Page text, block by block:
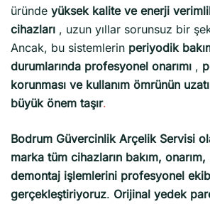
üründe yüksek kalite ve enerji
cihazları , uzun yıllar sorunsuz bir
Ancak, bu sistemlerin periyodik
durumlarında profesyonel onarımı ,
korunması ve kullanım ömrünün
büyük önem taşır.
Bodrum Güvercinlik Arçelik Servisi
marka tüm cihazların bakım,
demontaj işlemlerini profesyonel
gerçekleştiriyoruz. Orijinal yedek